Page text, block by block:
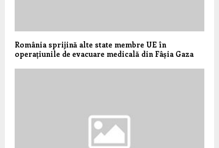
România sprijină alte state membre UE în
operațiunile de evacuare medicală din Fâșia Gaza